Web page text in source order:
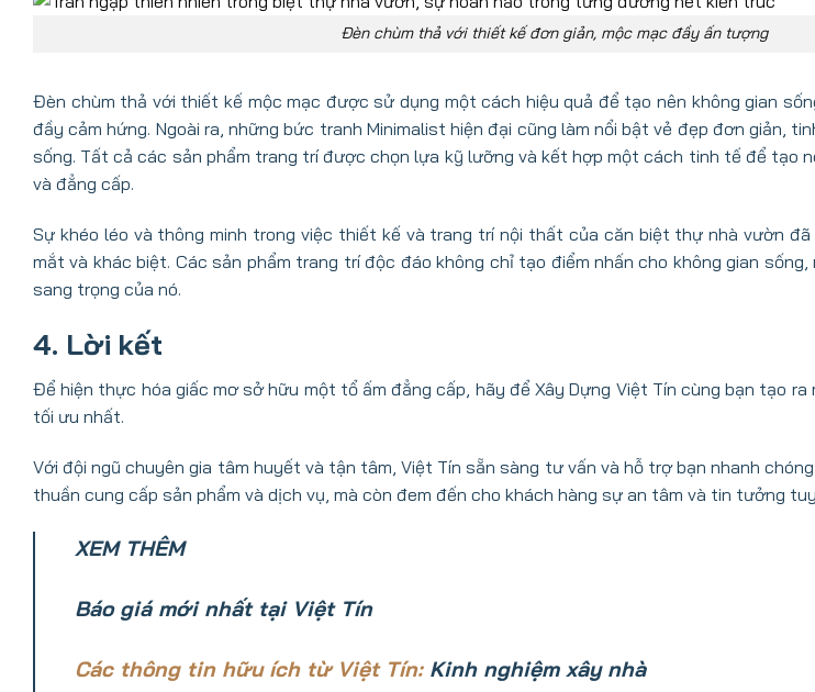
Đèn chùm thả với thiết kế đơn giản, mộc mạc đầy ấn tượng
Đèn chùm thả với thiết kế mộc mạc được sử dụng một cách hiệu quả để tạo nên không gian
đầy cảm hứng. Ngoài ra, những bức tranh Minimalist hiện đại cũng làm nổi bật vẻ đẹp đơn giản,
sống. Tất cả các sản phẩm trang trí được chọn lựa kỹ lưỡng và kết hợp một cách tinh tế để tạo
và đẳng cấp.
Sự khéo léo và thông minh trong việc thiết kế và trang trí nội thất của căn biệt thự nhà vườn
mắt và khác biệt. Các sản phẩm trang trí độc đáo không chỉ tạo điểm nhấn cho không gian
sang trọng của nó.
4. Lời kết
Để hiện thực hóa giấc mơ sở hữu một tổ ấm đẳng cấp, hãy để Xây Dựng Việt Tín cùng bạn tạo
tối ưu nhất.
Với đội ngũ chuyên gia tâm huyết và tận tâm, Việt Tín sẵn sàng tư vấn và hỗ trợ bạn nhanh
thuần cung cấp sản phẩm và dịch vụ, mà còn đem đến cho khách hàng sự an tâm và tin tưởng
XEM THÊM
Báo giá mới nhất tại Việt Tín
Các thông tin hữu ích từ Việt Tín: Kinh nghiệm xây nhà